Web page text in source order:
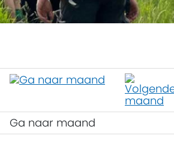
Ga naar maand